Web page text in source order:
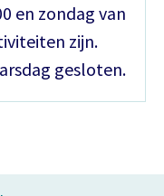
en zondag van
zijn.
gesloten.